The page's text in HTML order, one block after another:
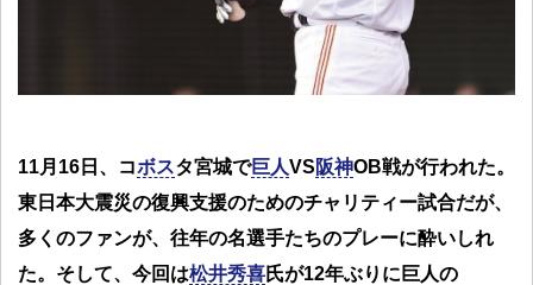
11月16日、コボスタ宮城で巨人VS阪神OB戦が行われた。
東日本大震災の復興支援のためのチャリティー試合だが、
多くのファンが、往年の名選手たちのプレーに酔いしれ
た。そして、今回は松井秀喜氏が12年ぶりに巨人の